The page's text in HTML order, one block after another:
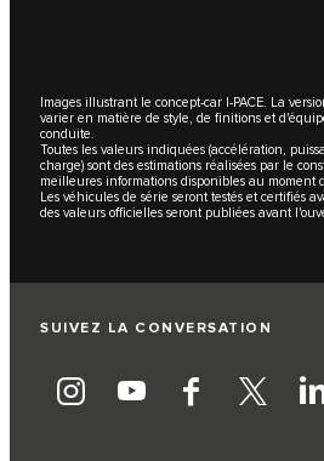
Images illustrant le concept-car I‑PACE. La
varier en matière de style, de finitions et
conduite.
Toutes les valeurs indiquées (accélération,
charge) sont des estimations réalisées par le
meilleures informations disponibles au moment
Les véhicules de série seront testés et certifiés
des valeurs officielles seront publiées avant
SUIVEZ LA CONVERSATION